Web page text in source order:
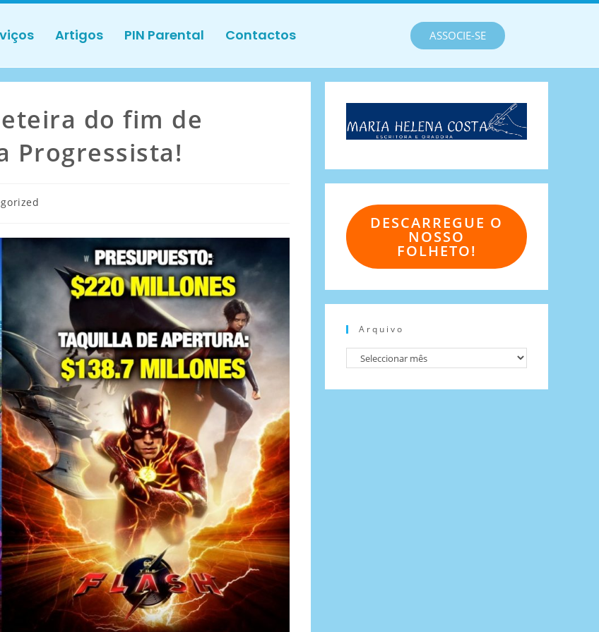
Artigos PIN Parental Contactos ASSOCIE-SE
do fim de
Progressista!
DESCARREGUE O
NOSSO
FOLHETO!
Arquivo